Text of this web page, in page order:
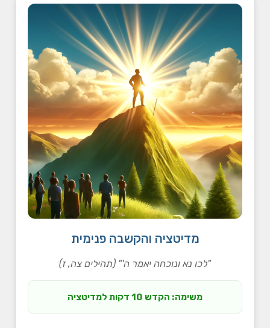
מדיטציה והקשבה פנימית
"לכו נא ונוכחה יאמר ה'" (תהילים צה, ז)
משימה: הקדש 10 דקות למדיטציה